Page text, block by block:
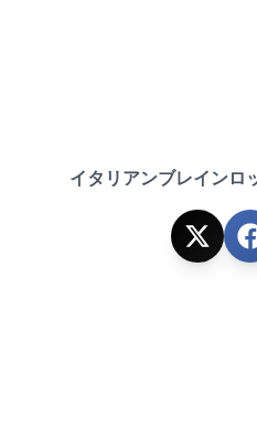
イタリアンブレインロ